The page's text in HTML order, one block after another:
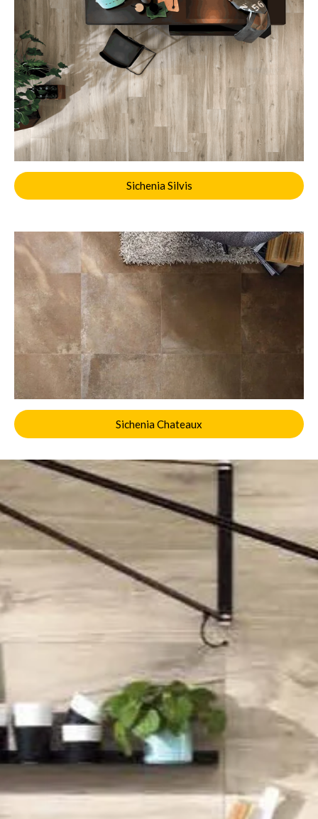
Sichenia Silvis
Sichenia Chateaux